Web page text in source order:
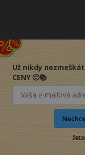
Už nikdy
CENY 🙂📚